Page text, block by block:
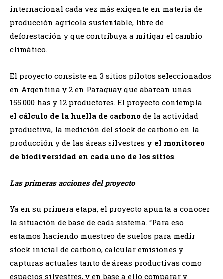
internacional cada vez más exigente en materia de
producción agrícola sustentable, libre de
deforestación y que contribuya a mitigar el cambio
climático.
El proyecto consiste en 3 sitios pilotos seleccionados
en Argentina y 2 en Paraguay que abarcan unas
155.000 has y 12 productores. El proyecto contempla
el cálculo de la huella de carbono de la actividad
productiva, la medición del stock de carbono en la
producción y de las áreas silvestres y el monitoreo
de biodiversidad en cada uno de los sitios.
Las primeras acciones del proyecto
Ya en su primera etapa, el proyecto apunta a conocer
la situación de base de cada sistema. “Para eso
estamos haciendo muestreo de suelos para medir
stock inicial de carbono, calcular emisiones y
capturas actuales tanto de áreas productivas como
espacios silvestres, y en base a ello comparar y